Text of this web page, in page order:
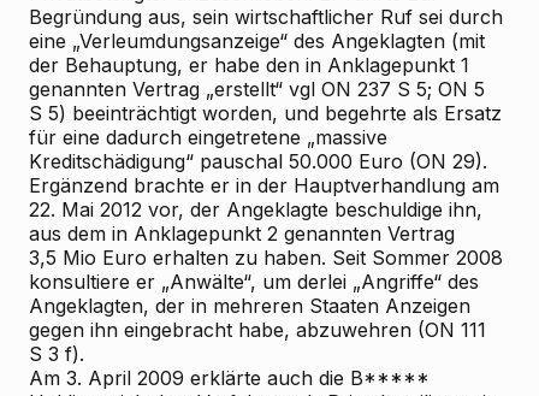
Begründung aus, sein wirtschaftlicher Ruf sei durch
eine „Verleumdungsanzeige“ des Angeklagten (mit
der Behauptung, er habe den in Anklagepunkt 1
genannten Vertrag „erstellt“ vgl ON 237 S 5; ON 5
S 5) beeinträchtigt worden, und begehrte als Ersatz
für eine dadurch eingetretene „massive
Kreditschädigung“ pauschal 50.000 Euro (ON 29).
Ergänzend brachte er in der Hauptverhandlung am
22. Mai 2012 vor, der Angeklagte beschuldige ihn,
aus dem in Anklagepunkt 2 genannten Vertrag
3,5 Mio Euro erhalten zu haben. Seit Sommer 2008
konsultiere er „Anwälte“, um derlei „Angriffe“ des
Angeklagten, der in mehreren Staaten Anzeigen
gegen ihn eingebracht habe, abzuwehren (ON 111
S 3 f).
Am 3. April 2009 erklärte auch die B*****